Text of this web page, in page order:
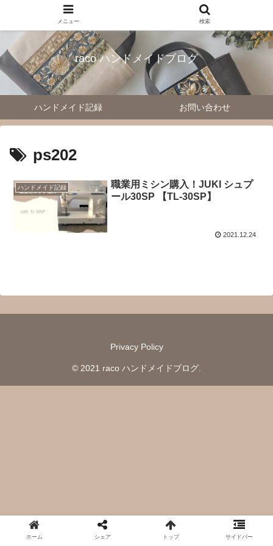
raco ハンドメイドブログ
ハンドメイド記録 お問い合わせ
ps202
ハンドメイド記録
職業用ミシン購入！JUKI シュプ
ール30SP 【TL-30SP】
2021.12.24
Privacy Policy
© 2021 raco ハンドメイドブログ.
メニュー 検索
ホーム シェア トップ サイドバー